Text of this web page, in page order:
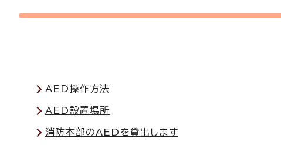
AED操作方法
AED設置場所
消防本部のAEDを貸出します